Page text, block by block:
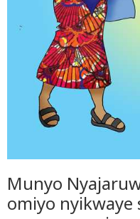
Munyo
omiyo nyikwaye